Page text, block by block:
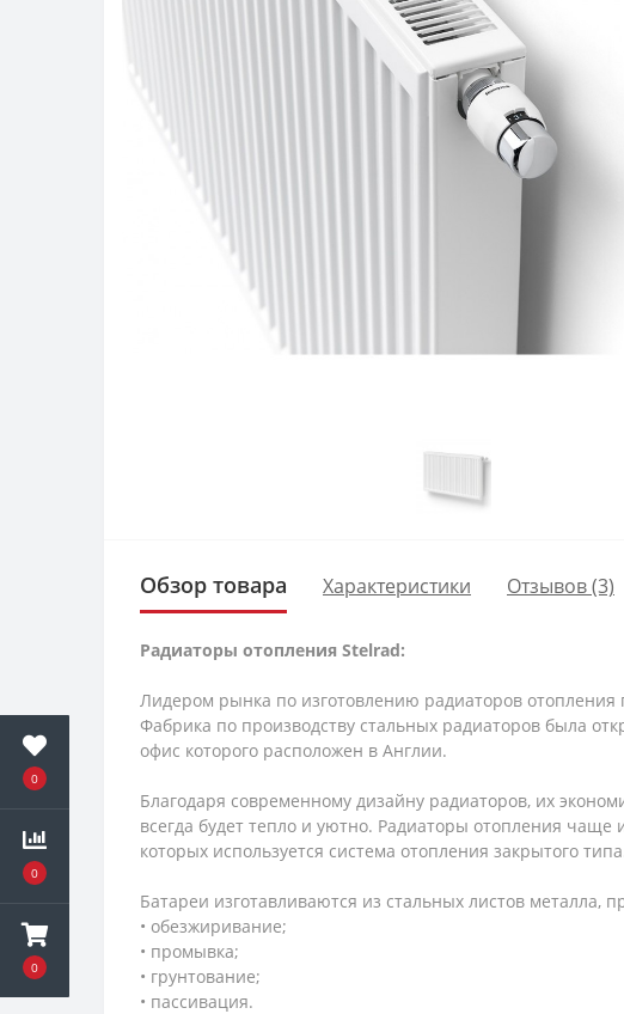
0
0
0
Обзор товара Характеристики Отзывов (3)
Радиаторы отопления Stelrad:
Лидером рынка по изготовлению радиаторов отопления
Фабрика по производству стальных радиаторов была
офис которого расположен в Англии.
Благодаря современному дизайну радиаторов, их
всегда будет тепло и уютно. Радиаторы отопления
которых используется система отопления закрытого
Батареи изготавливаются из стальных листов
• обезжиривание;
• промывка;
• грунтование;
• пассивация.